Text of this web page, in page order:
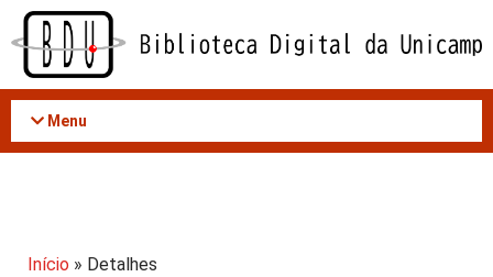
Acessar
conteúdo
Menu
Início » Detalhes